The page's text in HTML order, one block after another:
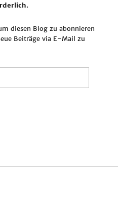
diesen Blog zu abonnieren
Beiträge via E-Mail zu